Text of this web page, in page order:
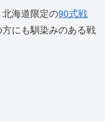
海道限定の90式戦
にも馴染みのある戦